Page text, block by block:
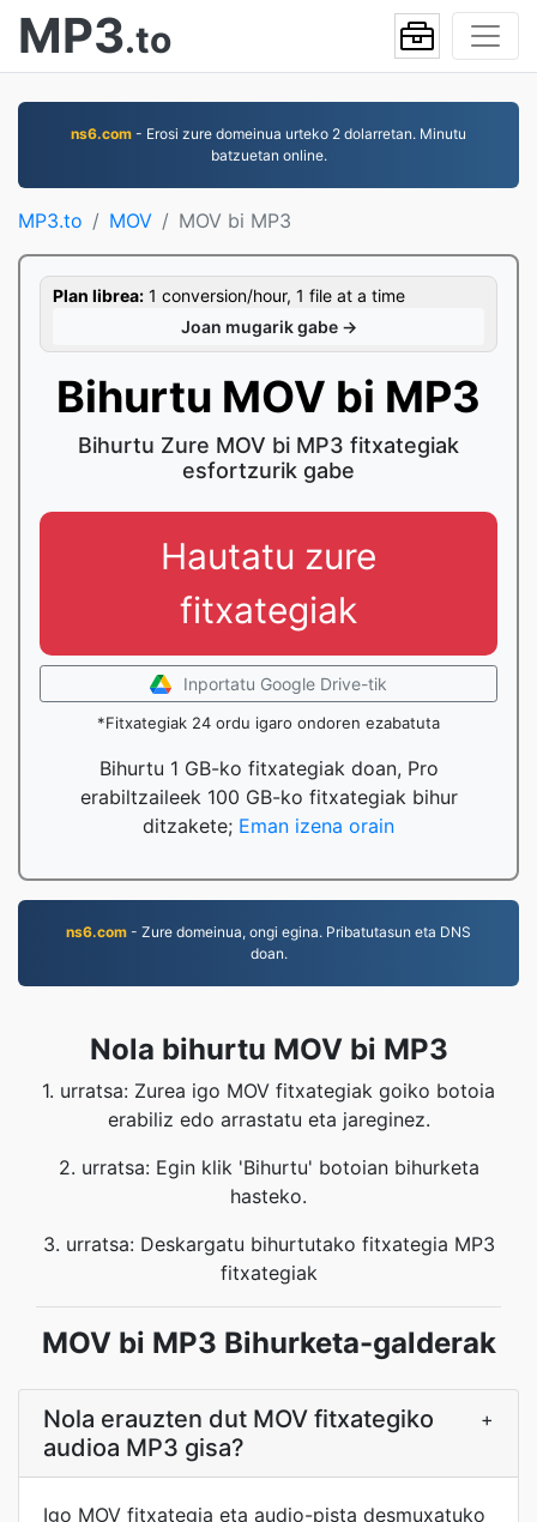
MP3.to
ns6.com - Erosi zure domeinua urteko 2 dolarretan. Minutu
batzuetan online.
MP3.to MOV MOV bi MP3
Plan librea: 1 conversion/hour, 1 file at a time
Joan mugarik gabe →
Bihurtu MOV bi MP3
Bihurtu Zure MOV bi MP3 fitxategiak
esfortzurik gabe
Hautatu zure
fitxategiak
Inportatu Google Drive-tik
*Fitxategiak 24 ordu igaro ondoren ezabatuta
Bihurtu 1 GB-ko fitxategiak doan, Pro
erabiltzaileek 100 GB-ko fitxategiak bihur
ditzakete; Eman izena orain
ns6.com - Zure domeinua, ongi egina. Pribatutasun eta DNS
doan.
Nola bihurtu MOV bi MP3
1. urratsa: Zurea igo MOV fitxategiak goiko botoia
erabiliz edo arrastatu eta jareginez.
2. urratsa: Egin klik 'Bihurtu' botoian bihurketa
hasteko.
3. urratsa: Deskargatu bihurtutako fitxategia MP3
fitxategiak
MOV bi MP3 Bihurketa-galderak
Nola erauzten dut MOV fitxategiko
audioa MP3 gisa?
+
Igo MOV fitxategia eta audio-pista desmuxatuko